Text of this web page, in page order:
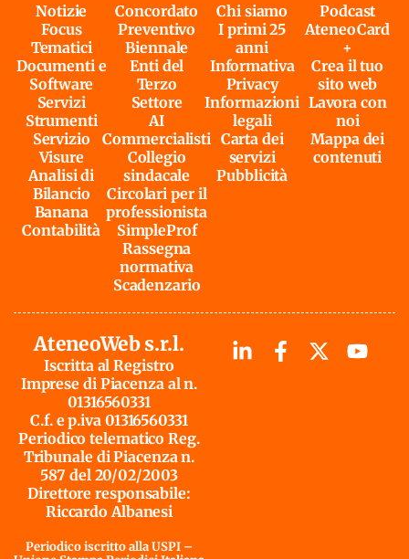
Notizie
Focus
Tematici
Documenti e
Software
Servizi
Strumenti
Servizio
Visure
Analisi di
Bilancio
Banana
Contabilità
Concordato
Preventivo
Biennale
Enti del
Terzo
Settore
AI
Commercialisti
Collegio
sindacale
Circolari per il
professionista
SimpleProf
Rassegna
normativa
Scadenzario
Chi siamo
I primi 25
anni
Informativa
Privacy
Informazioni
legali
Carta dei
servizi
Pubblicità
Podcast
AteneoCard
+
Crea il tuo
sito web
Lavora con
noi
Mappa dei
contenuti
AteneoWeb s.r.l.
Iscritta al Registro
Imprese di Piacenza al n.
01316560331
C.f. e p.iva 01316560331
Periodico telematico Reg.
Tribunale di Piacenza n.
587 del 20/02/2003
Direttore responsabile:
Riccardo Albanesi
Periodico iscritto alla USPI –